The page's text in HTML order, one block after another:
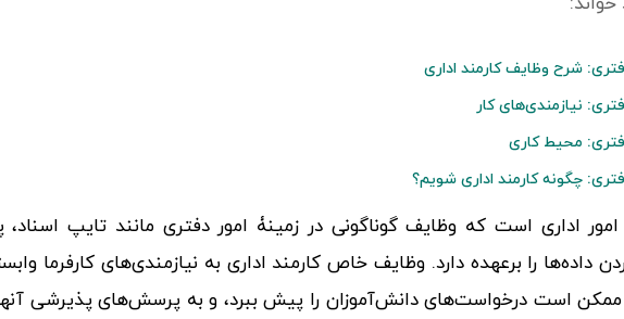
شرح وظایف کارمند اداری
نیازمندی‌های کار
محیط کاری
چگونه کارمند اداری شویم؟
اداری است که وظایف گوناگونی در زمینۀ امور دفتری مانند تایپ
داده‌ها را برعهده دارد. وظایف خاص کارمند اداری به نیازمندی‌های کارفرما
ممکن است درخواست‌های دانش‌آموزان را پیش ببرد، و به پرسش‌های پذیرشی